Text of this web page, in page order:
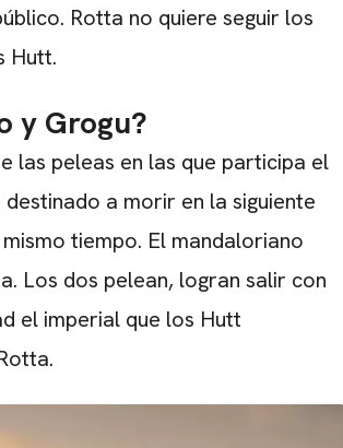
Rotta no quiere seguir los
Hutt.
y Grogu?
las peleas en las que participa el
a morir en la siguiente
tiempo. El mandaloriano
Los dos pelean, logran salir con
el imperial que los Hutt